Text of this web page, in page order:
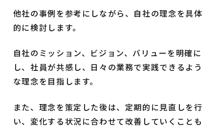
他社の事例を参考にしながら、自社の理念を具体
的に検討します。
自社のミッション、ビジョン、バリューを明確に
し、社員が共感し、日々の業務で実践できるよう
な理念を目指します。
また、理念を策定した後は、定期的に見直しを行
い、変化する状況に合わせて改善していくことも